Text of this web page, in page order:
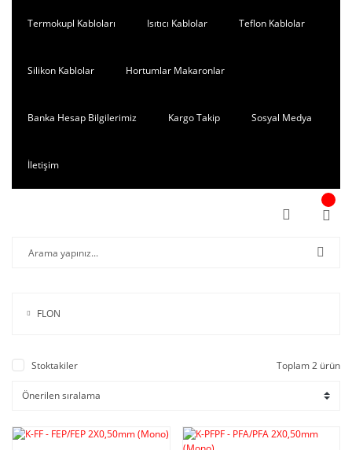
Termokupl Kabloları Isıtıcı Kablolar Teflon Kablolar
Silikon Kablolar Hortumlar Makaronlar
Banka Hesap Bilgilerimiz Kargo Takip Sosyal Medya
İletişim
FLON
Stoktakiler Toplam 2 ürün